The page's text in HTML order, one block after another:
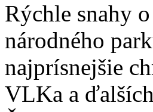
Rýchle snahy
národného
najprísnejšie
VLKa a